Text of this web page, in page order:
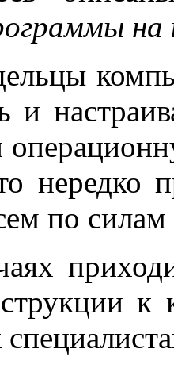
и
нередко
по силам
к